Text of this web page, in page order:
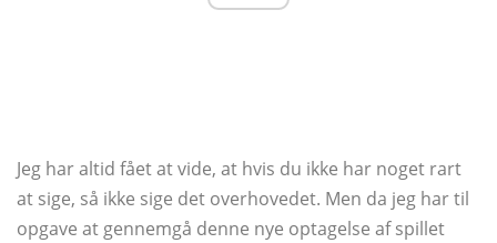
Jeg har altid fået at vide, at hvis du ikke har noget rart
at sige, så ikke sige det overhovedet. Men da jeg har til
opgave at gennemgå denne nye optagelse af spillet